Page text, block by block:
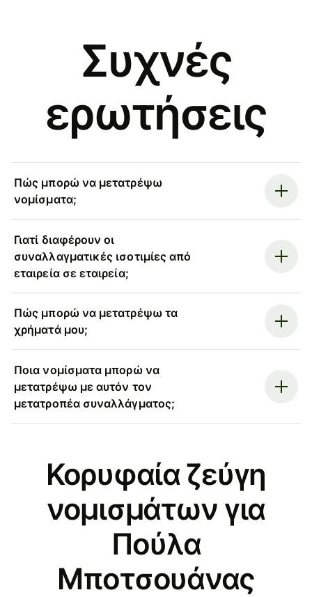
Συχνές
ερωτήσεις
Πώς μπορώ να μετατρέψω
νομίσματα;
Γιατί διαφέρουν οι
συναλλαγματικές ισοτιμίες από
εταιρεία σε εταιρεία;
Πώς μπορώ να μετατρέψω τα
χρήματά μου;
Ποια νομίσματα μπορώ να
μετατρέψω με αυτόν τον
μετατροπέα συναλλάγματος;
Κορυφαία ζεύγη
νομισμάτων για
Πούλα
Μποτσουάνας